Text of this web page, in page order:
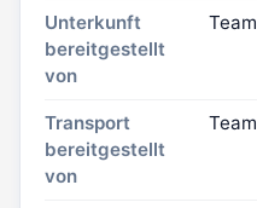
Unterkunft
bereitgestellt
von
Team
Transport
bereitgestellt
von
Team